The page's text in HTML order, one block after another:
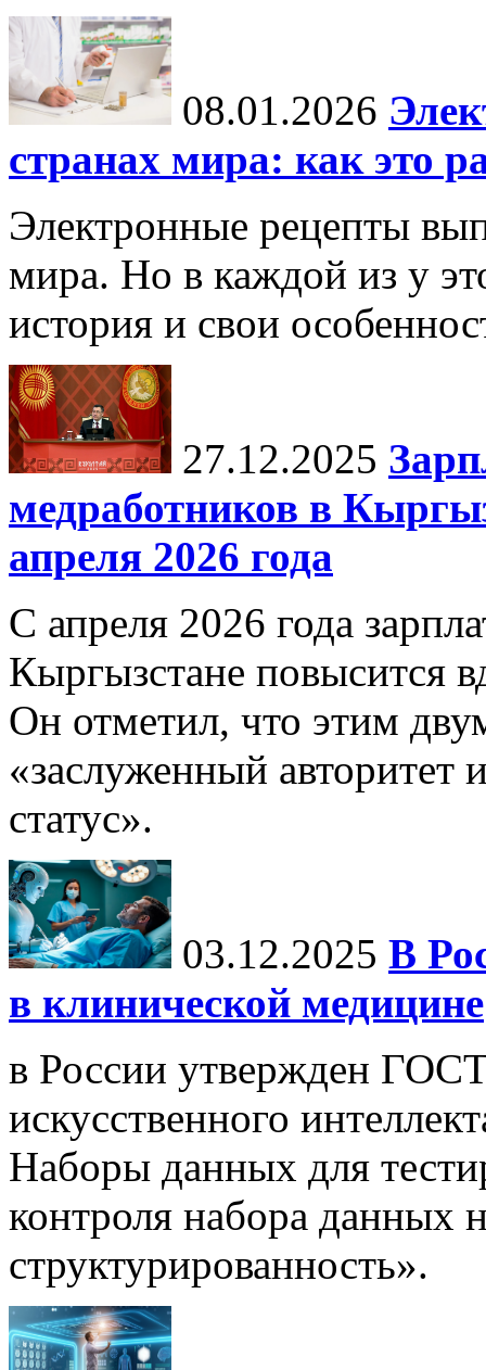
08.01.2026
странах мира: как это
Электронные рецепты
мира. Но в каждой из у
история и свои
27.12.2025
медработников в
апреля 2026 года
С апреля 2026 года
Кыргызстане повысится
Он отметил, что этим
«заслуженный
статус».
03.12.2025 В
в клинической медицине
в России утвержден
искусственного
Наборы данных для
контроля набора данных
структурированность».